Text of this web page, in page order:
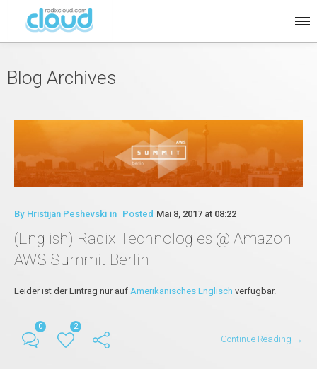
Blog Archives
By Hristijan Peshevski in Posted Mai 8, 2017 at 08:22
(English) Radix Technologies @ Amazon
AWS Summit Berlin
Leider ist der Eintrag nur auf Amerikanisches Englisch verfügbar.
0 2
Continue Reading →